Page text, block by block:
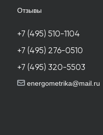
Отзывы
+7 (495) 510-1104
+7 (495) 276-0510
+7 (495) 320-5503
energometrika@mail.ru